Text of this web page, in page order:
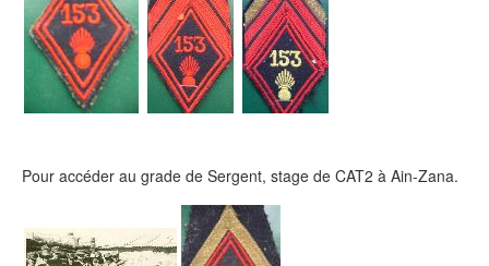
Pour accéder au grade de Sergent, stage de CAT2 à Ain-Zana.